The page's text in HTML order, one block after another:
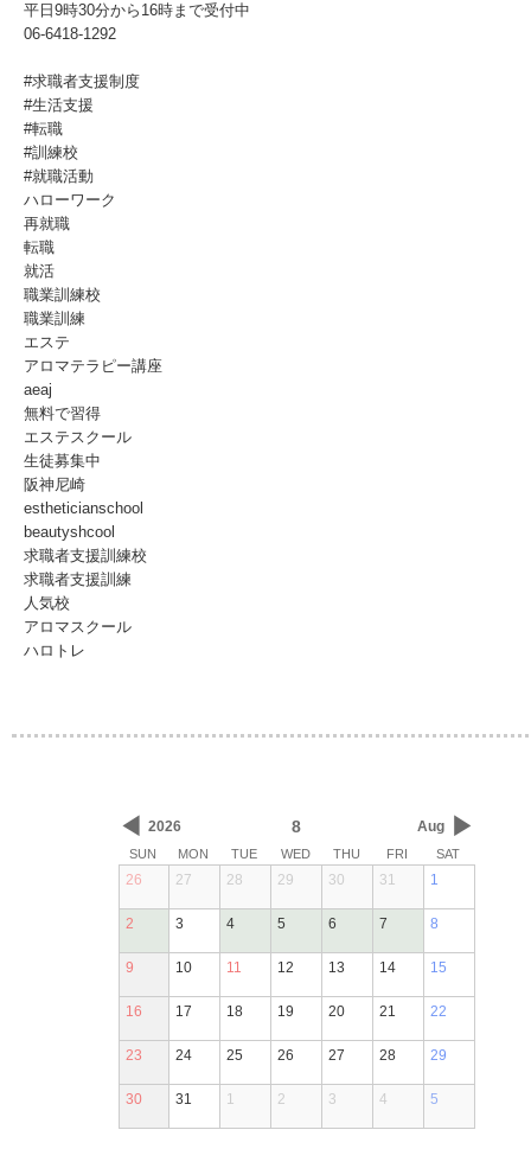
◀ 2026 8 Aug ▶
SUN MON TUE WED THU FRI SAT
26 27 28 29 30 31 1
2 3 4 5 6 7 8
9 10 11 12 13 14 15
16 17 18 19 20 21 22
23 24 25 26 27 28 29
30 31 1 2 3 4 5
平日9時30分から16時まで受付中
06-6418-1292
#求職者支援制度
#生活支援
#転職
#訓練校
#就職活動
ハローワーク
再就職
転職
就活
職業訓練校
職業訓練
エステ
アロマテラピー講座
aeaj
無料で習得
エステスクール
生徒募集中
阪神尼崎
estheticianschool
beautyshcool
求職者支援訓練校
求職者支援訓練
人気校
アロマスクール
ハロトレ